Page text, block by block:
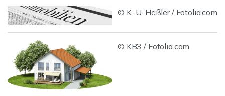
© K.-U. Häßler / Fotolia.com
© KB3 / Fotolia.com